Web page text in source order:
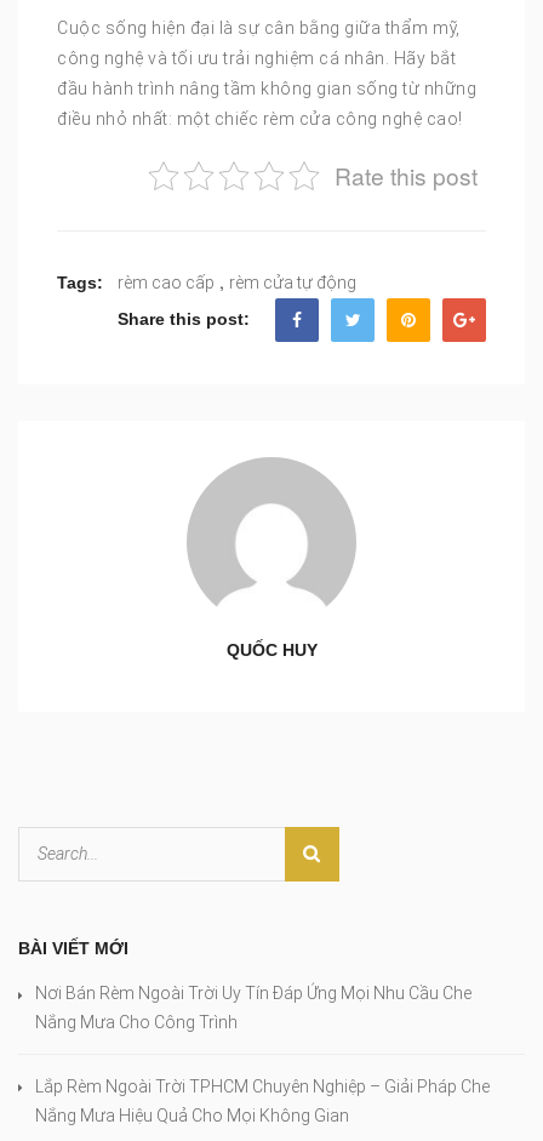
Cuộc sống hiện đại là sự cân bằng giữa thẩm mỹ,
công nghệ và tối ưu trải nghiệm cá nhân. Hãy bắt
đầu hành trình nâng tầm không gian sống từ những
điều nhỏ nhất: một chiếc rèm cửa công nghệ cao!
Rate this post
Tags: rèm cao cấp , rèm cửa tự động
Share this post:
QUỐC HUY
BÀI VIẾT MỚI
Nơi Bán Rèm Ngoài Trời Uy Tín Đáp Ứng Mọi Nhu Cầu Che
Nắng Mưa Cho Công Trình
Lắp Rèm Ngoài Trời TPHCM Chuyên Nghiệp – Giải Pháp Che
Nắng Mưa Hiệu Quả Cho Mọi Không Gian